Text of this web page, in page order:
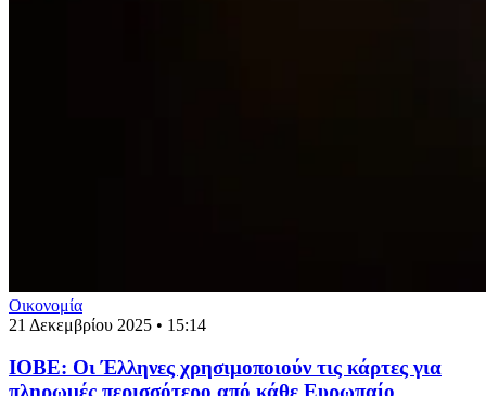
Οικονομία
21 Δεκεμβρίου 2025 • 15:14
ΙΟΒΕ: Οι Έλληνες χρησιμοποιούν τις κάρτες για
πληρωμές περισσότερο από κάθε Ευρωπαίο